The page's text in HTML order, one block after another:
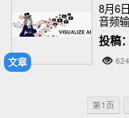
文章
8月6
音频
图片
投稿
第1页